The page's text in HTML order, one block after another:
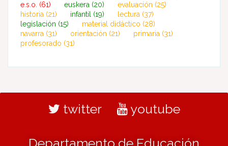
e.s.o. (61) euskera (20) evaluación (25)
historia (21) infantil (19) lectura (37)
legislación (15) material didáctico (28)
navarra (31) orientación (21) primaria (31)
profesorado (31)
twitter youtube